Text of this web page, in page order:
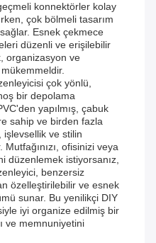
konnektörler kolay
çok bölmeli tasarım
Esnek çekmece
düzenli ve erişilebilir
organizasyon ve
çok yönlü,
bir depolama
yapılmış, çabuk
sahip ve birden fazla
ve stilin
ofisinizi veya
düzenlemek istiyorsanız,
benzersiz
özelleştirilebilir ve esnek
sunar. Bu yenilikçi DIY
iyi organize edilmiş bir
ve memnuniyetini